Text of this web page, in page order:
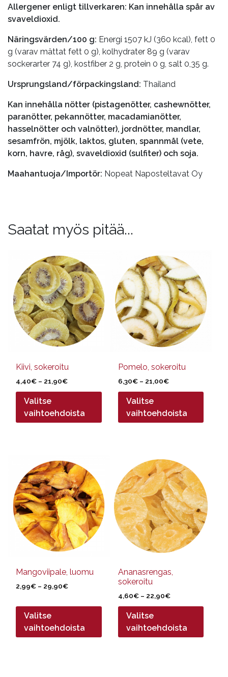
Allergener enligt tillverkaren: Kan innehålla spår av
svaveldioxid.
Näringsvärden/100 g: Energi 1507 kJ (360 kcal), fett 0
g (varav mättat fett 0 g), kolhydrater 89 g (varav
sockerarter 74 g), kostfiber 2 g, protein 0 g, salt 0,35 g.
Ursprungsland/förpackingsland: Thailand
Kan innehålla nötter (pistagenötter, cashewnötter,
paranötter, pekannötter, macadamianötter,
hasselnötter och valnötter), jordnötter, mandlar,
sesamfrön, mjölk, laktos, gluten, spannmål (vete,
korn, havre, råg), svaveldioxid (sulfiter) och soja.
Maahantuoja/Importör: Nopeat Naposteltavat Oy
Saatat myös pitää...
Kiivi, sokeroitu
4,40€ – 21,90€Hintaluokka:
4,40€
21,90€
Valitse
vaihtoehdoista
tuotteella
useampi
muunnelma.
Voit
tehdä
valinnat
sivulla.
Pomelo, sokeroitu
6,30€ – 21,00€Hintaluokka:
6,30€
21,00€
Valitse
vaihtoehdoista
tuotteella
useampi
muunnelma.
Voit
tehdä
valinnat
sivulla.
Mangoviipale, luomu
2,99€ – 29,90€Hintaluokka:
-
Valitse
vaihtoehdoista
tuotteella
useampi
muunnelma.
Voit
tehdä
valinnat
sivulla.
Ananasrengas,
sokeroitu
4,60€ – 22,90€Hintaluokka:
4,60€
22,90€
Valitse
vaihtoehdoista
tuotteella
on
useampi
muunnelma.
Voit
tehdä
valinnat
sivulla.